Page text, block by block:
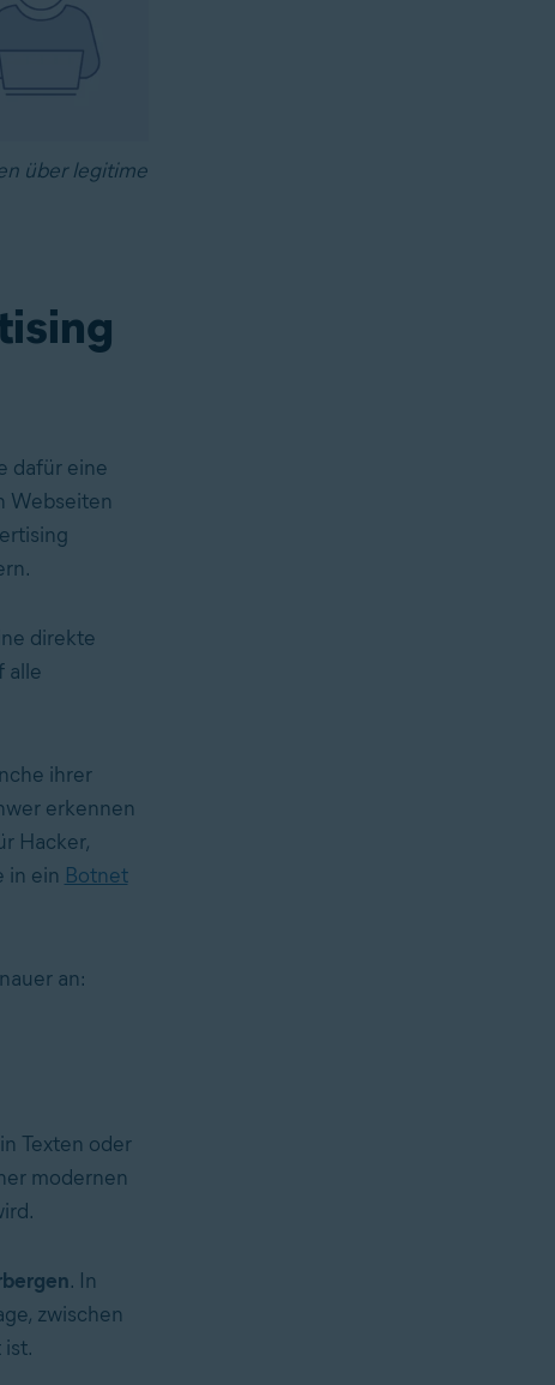
über legitime
dafür eine
Webseiten
direkte
alle
ihrer
erkennen
Hacker,
in ein Botnet
an:
Texten oder
modernen
. In
zwischen